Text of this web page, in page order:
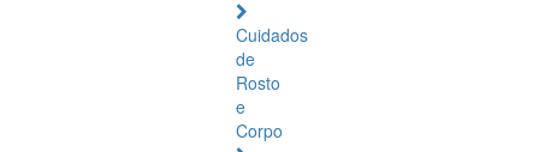
Cuidados
de
Rosto
e
Corpo